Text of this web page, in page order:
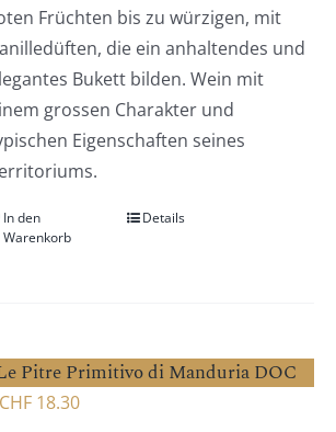
Früchten bis zu würzigen, mit
die ein anhaltendes und
Bukett bilden. Wein mit
grossen Charakter und
Eigenschaften seines
In den
Warenkorb
Details
Pitre Primitivo di Manduria DOC
CHF 18.30